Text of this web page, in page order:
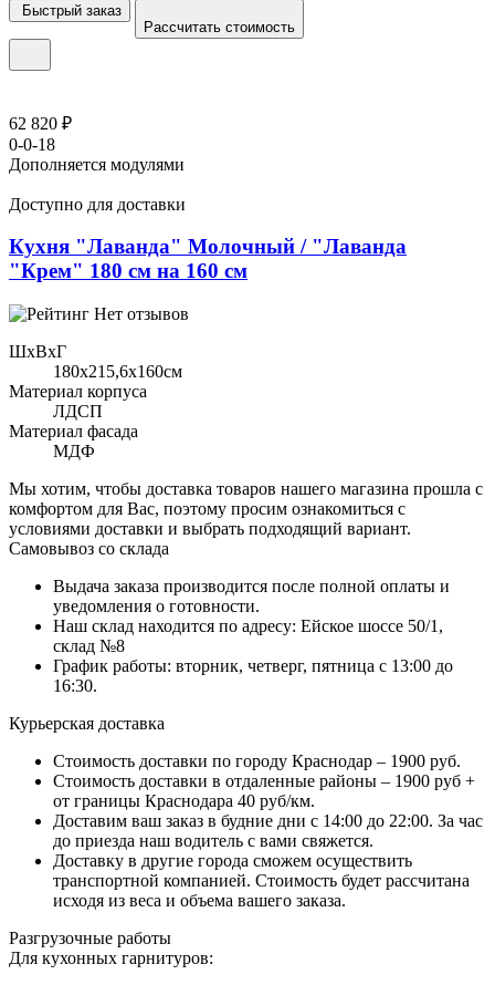
Быстрый заказ
Рассчитать стоимость
62 820 ₽
0-0-18
Дополняется модулями
Доступно для доставки
Кухня "Лаванда" Молочный / "Лаванда
"Крем" 180 см на 160 см
Нет отзывов
ШхВхГ
180x215,6х160см
Материал корпуса
ЛДСП
Материал фасада
МДФ
Мы хотим, чтобы доставка товаров нашего магазина прошла с
комфортом для Вас, поэтому просим ознакомиться с
условиями доставки и выбрать подходящий вариант.
Самовывоз со склада
Выдача заказа производится после полной оплаты и
уведомления о готовности.
Наш склад находится по адресу: Ейское шоссе 50/1,
склад №8
График работы: вторник, четверг, пятница с 13:00 до
16:30.
Курьерская доставка
Стоимость доставки по городу Краснодар – 1900 руб.
Стоимость доставки в отдаленные районы – 1900 руб +
от границы Краснодара 40 руб/км.
Доставим ваш заказ в будние дни с 14:00 до 22:00. За час
до приезда наш водитель с вами свяжется.
Доставку в другие города сможем осуществить
транспортной компанией. Стоимость будет рассчитана
исходя из веса и объема вашего заказа.
Разгрузочные работы
Для кухонных гарнитуров: